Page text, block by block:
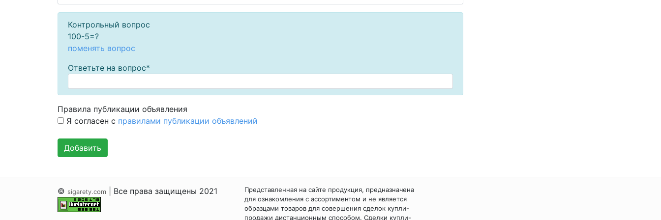
Контрольный вопрос
100-5=?
поменять вопрос
Ответьте на вопрос*
Правила публикации объявления
Я согласен с правилами публикации объявлений
© sigarety.com | Все права защищены 2021
Представленная на сайте продукция, предназначена
для ознакомления с ассортиментом и не является
образцами товаров для совершения сделок купли-
продажи дистанционным способом. Сделки купли-